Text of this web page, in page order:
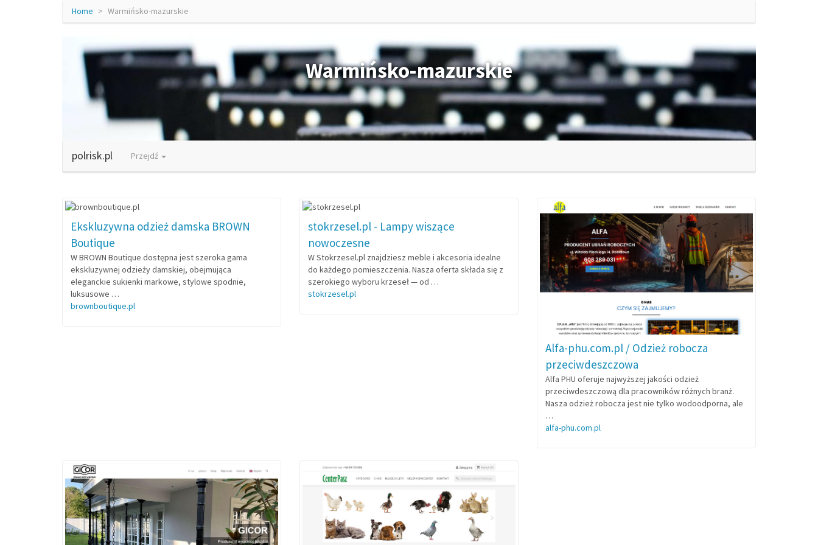
Home Warmińsko-mazurskie
Warmińsko-mazurskie
polrisk.pl Przejdź
Ekskluzywna odzież damska BROWN
Boutique
W BROWN Boutique dostępna jest szeroka gama
ekskluzywnej odzieży damskiej, obejmująca
eleganckie sukienki markowe, stylowe spodnie,
luksusowe …
brownboutique.pl
stokrzesel.pl - Lampy wiszące
nowoczesne
W Stokrzesel.pl znajdziesz meble i akcesoria idealne
do każdego pomieszczenia. Nasza oferta składa się z
szerokiego wyboru krzeseł — od …
stokrzesel.pl
Alfa-phu.com.pl / Odzież robocza
przeciwdeszczowa
Alfa PHU oferuje najwyższej jakości odzież
przeciwdeszczową dla pracowników różnych branż.
Nasza odzież robocza jest nie tylko wodoodporna, ale
…
alfa-phu.com.pl